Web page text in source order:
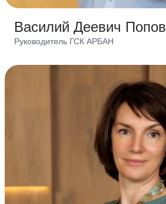
Василий Деевич Попов
Руководитель ГСК АРБАН